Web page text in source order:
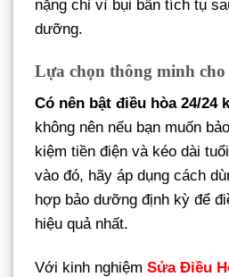
nặng chỉ vì bụi bẩn tích tụ
dưỡng.
Lựa chọn thông minh
Có nên bật điều hòa 24/24
không nên nếu bạn muốn
kiệm tiền điện và kéo dài
vào đó, hãy áp dụng cách
hợp bảo dưỡng định kỳ để
hiệu quả nhất.
Với kinh nghiệm Sửa Điều